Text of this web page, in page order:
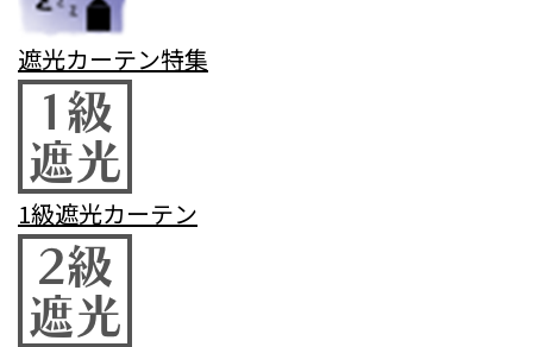
遮光カーテン特集
1級遮光カーテン